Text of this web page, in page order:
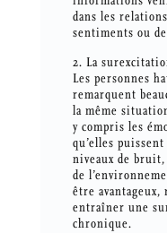
dans les
sentiments ou
2. La
Les personnes
remarquent
la même
y compris les
qu’elles
niveaux de bruit,
de
être avantageux,
entraîner une
chronique.